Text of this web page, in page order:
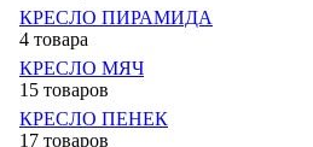
КРЕСЛО ПИРАМИДА
4 товара
КРЕСЛО МЯЧ
15 товаров
КРЕСЛО ПЕНЕК
17 товаров